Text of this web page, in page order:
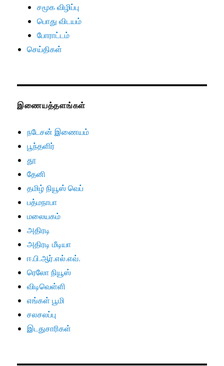
சமூக விழிப்பு
பொது விடயம்
போராட்டம்
செய்திகள்
இணையத்தளங்கள்
நடேசன் இணையம்
பூந்தளிர்
தூ
தேனி
தமிழ் நியூஸ் வெப்
பத்மநாபா
மலையகம்
அதிரடி
அதிரடி மீடியா
ஈ.பி.ஆர்.எல்.எவ்.
ரெலோ நியூஸ்
விடிவெள்ளி
எங்கள் பூமி
சலசலப்பு
இடதுசாரிகள்